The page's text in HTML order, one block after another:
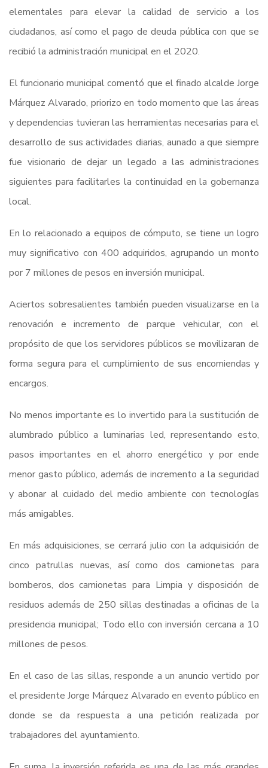
elementales para elevar la calidad de servicio a los
ciudadanos, así como el pago de deuda pública con que se
recibió la administración municipal en el 2020.
El funcionario municipal comentó que el finado alcalde Jorge
Márquez Alvarado, priorizo en todo momento que las áreas
y dependencias tuvieran las herramientas necesarias para el
desarrollo de sus actividades diarias, aunado a que siempre
fue visionario de dejar un legado a las administraciones
siguientes para facilitarles la continuidad en la gobernanza
local.
En lo relacionado a equipos de cómputo, se tiene un logro
muy significativo con 400 adquiridos, agrupando un monto
por 7 millones de pesos en inversión municipal.
Aciertos sobresalientes también pueden visualizarse en la
renovación e incremento de parque vehicular, con el
propósito de que los servidores públicos se movilizaran de
forma segura para el cumplimiento de sus encomiendas y
encargos.
No menos importante es lo invertido para la sustitución de
alumbrado público a luminarias led, representando esto,
pasos importantes en el ahorro energético y por ende
menor gasto público, además de incremento a la seguridad
y abonar al cuidado del medio ambiente con tecnologías
más amigables.
En más adquisiciones, se cerrará julio con la adquisición de
cinco patrullas nuevas, así como dos camionetas para
bomberos, dos camionetas para Limpia y disposición de
residuos además de 250 sillas destinadas a oficinas de la
presidencia municipal; Todo ello con inversión cercana a 10
millones de pesos.
En el caso de las sillas, responde a un anuncio vertido por
el presidente Jorge Márquez Alvarado en evento público en
donde se da respuesta a una petición realizada por
trabajadores del ayuntamiento.